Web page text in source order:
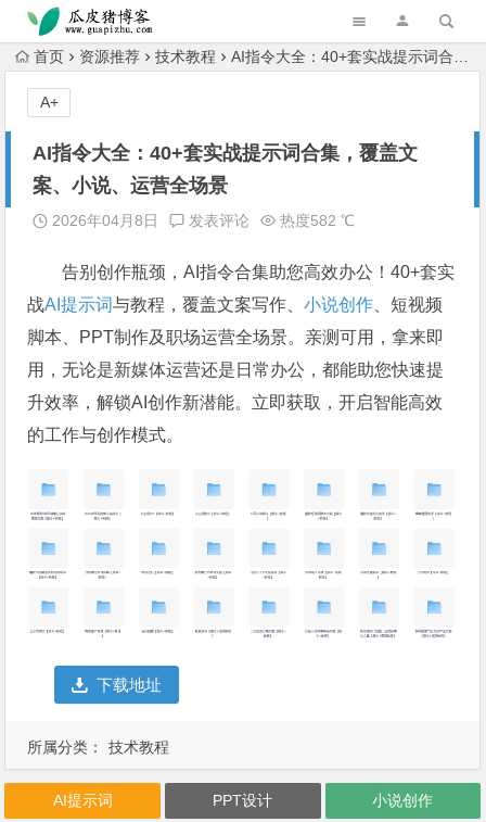
跳转到主内容
首页 资源推荐 技术教程 AI指令大全：40+套实战提示词合集，覆盖文案、小说、运营全场景
AI指令大全：40+套实战提示词合集，覆盖文
案、小说、运营全场景
2026年04月8日 发表评论 热度582 ℃
告别创作瓶颈，AI指令合集助您高效办公！40+套实
战AI提示词与教程，覆盖文案写作、小说创作 、短视频
脚本、PPT制作及职场运营全场景。亲测可用，拿来即
用，无论是新媒体运营还是日常办公，都能助您快速提
升效率，解锁AI创作新潜能。立即获取，开启智能高效
的工作与创作模式。
下载地址
A+
所属分类： 技术教程
AI提示词 PPT设计 小说创作